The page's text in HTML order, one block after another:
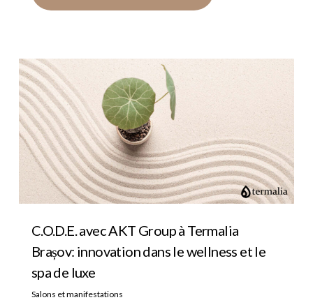
C.O.D.E. avec AKT Group à Termalia
Brașov: innovation dans le wellness et le
spa de luxe
Salons et manifestations